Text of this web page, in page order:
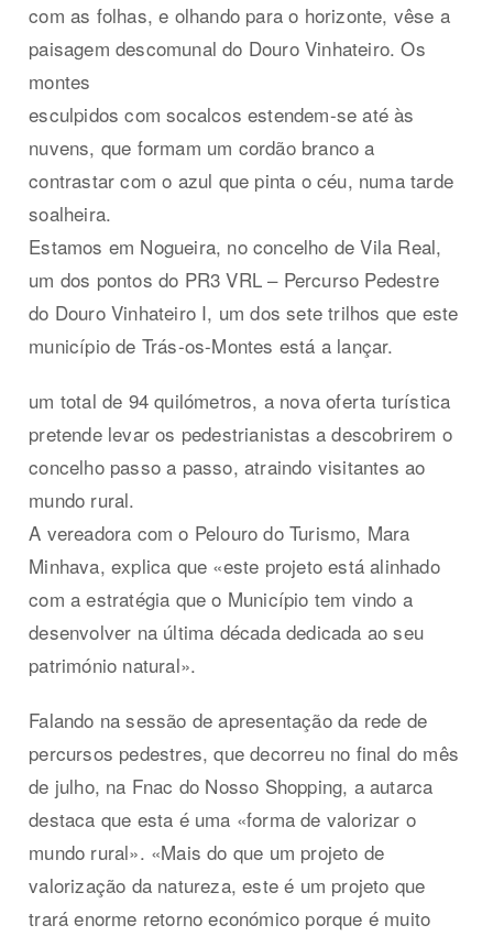
com as folhas, e olhando para o horizonte, vêse a
paisagem descomunal do Douro Vinhateiro. Os
montes
esculpidos com socalcos estendem-se até às
nuvens, que formam um cordão branco a
contrastar com o azul que pinta o céu, numa tarde
soalheira.
Estamos em Nogueira, no concelho de Vila Real,
um dos pontos do PR3 VRL – Percurso Pedestre
do Douro Vinhateiro I, um dos sete trilhos que este
município de Trás-os-Montes está a lançar.
um total de 94 quilómetros, a nova oferta turística
pretende levar os pedestrianistas a descobrirem o
concelho passo a passo, atraindo visitantes ao
mundo rural.
A vereadora com o Pelouro do Turismo, Mara
Minhava, explica que «este projeto está alinhado
com a estratégia que o Município tem vindo a
desenvolver na última década dedicada ao seu
património natural».
Falando na sessão de apresentação da rede de
percursos pedestres, que decorreu no final do mês
de julho, na Fnac do Nosso Shopping, a autarca
destaca que esta é uma «forma de valorizar o
mundo rural». «Mais do que um projeto de
valorização da natureza, este é um projeto que
trará enorme retorno económico porque é muito